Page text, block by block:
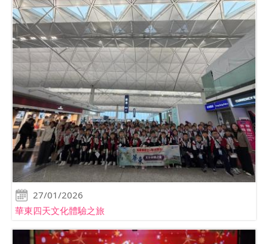
27/01/2026
華東四天文化體驗之旅